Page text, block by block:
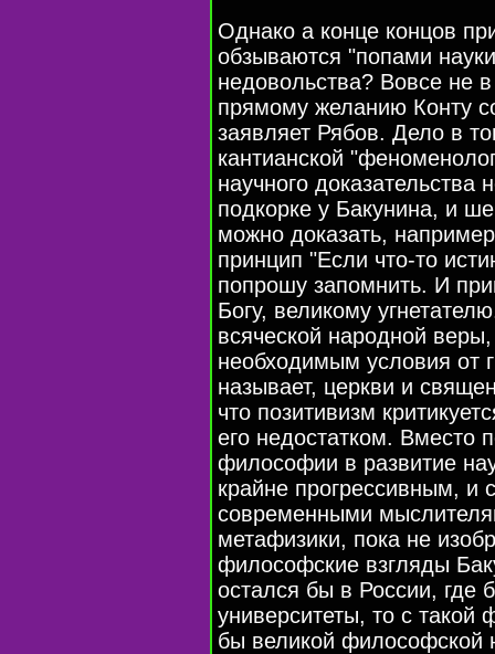
Однако а конце концов
обзываются "попами
недовольства? Вовсе не
прямому желанию Конту
заявляет Рябов. Дело в
кантианской
научного доказательства
подкорке у Бакунина, и
можно доказать,
принцип "Если что-то
попрошу запомнить. И
Богу, великому
всяческой народной
необходимым условия от
называет, церкви и
что позитивизм
его недостатком. Вместо
философии в развитие
крайне прогрессивным, и
современными
метафизики, пока не
философские взгляды
остался бы в России, где
университеты, то с такой
бы великой философской